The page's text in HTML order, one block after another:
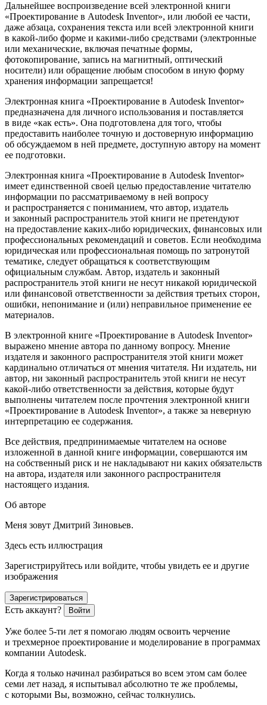
Дальнейшее воспроизведение всей электронной книги
«Проектирование в Autodesk Inventor», или любой ее части,
даже абзаца, сохранения текста или всей электронной книги
в какой-либо форме и какими-либо средствами (электронные
или механические, включая печатные формы,
фотокопирование, запись на магнитный, оптический
носители) или обращение любым способом в иную форму
хранения информации запрещается!
Электронная книга «Проектирование в Autodesk Inventor»
предназначена для личного использования и поставляется
в виде «как есть». Она подготовлена для того, чтобы
предоставить наиболее точную и достоверную информацию
об обсуждаемом в ней предмете, доступную автору на момент
ее подготовки.
Электронная книга «Проектирование в Autodesk Inventor»
имеет единственной своей целью предоставление читателю
информации по рассматриваемому в ней вопросу
и распространяется с пониманием, что автор, издатель
и законный распространитель этой книги не претендуют
на предоставление каких-либо юридических, финансовых или
профессиональных рекомендаций и советов. Если необходима
юридическая или профессиональная помощь по затронутой
тематике, следует обращаться к соответствующим
официальным службам. Автор, издатель и законный
распространитель этой книги не несут никакой юридической
или финансовой ответственности за действия третьих сторон,
ошибки, непонимание и (или) неправильное применение ее
материалов.
В электронной книге «Проектирование в Autodesk Inventor»
выражено мнение автора по данному вопросу. Мнение
издателя и законного распространителя этой книги может
кардинально отличаться от мнения читателя. Ни издатель, ни
автор, ни законный распространитель этой книги не несут
какой-либо ответственности за действия, которые будут
выполнены читателем после прочтения электронной книги
«Проектирование в Autodesk Inventor», а также за неверную
интерпретацию ее содержания.
Все действия, предпринимаемые читателем на основе
изложенной в данной книге информации, совершаются им
на собственный риск и не накладывают ни каких обязательств
на автора, издателя или законного распространителя
настоящего издания.
Об авторе
Меня зовут Дмитрий Зиновьев.
Здесь есть иллюстрация
Зарегистрируйтесь или войдите, чтобы увидеть ее и другие
изображения
Зарегистрироваться
Есть аккаунт? Войти
Уже более 5-ти лет я помогаю людям освоить черчение
и трехмерное проектирование и моделирование в программах
компании Autodesk.
Когда я только начинал разбираться во всем этом сам более
семи лет назад, я испытывал абсолютно те же проблемы,
с которыми Вы, возможно, сейчас толкнулись.